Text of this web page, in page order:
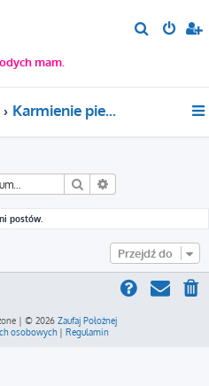
j
mam.
Karmienie piersią
Szukaj
postów.
Przejdź do
| © 2026 Zaufaj Położnej
osobowych| Regulamin